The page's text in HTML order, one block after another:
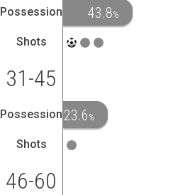
Possession 43.8%
Shots
31-45
Possession 23.6 %
Shots
46-60